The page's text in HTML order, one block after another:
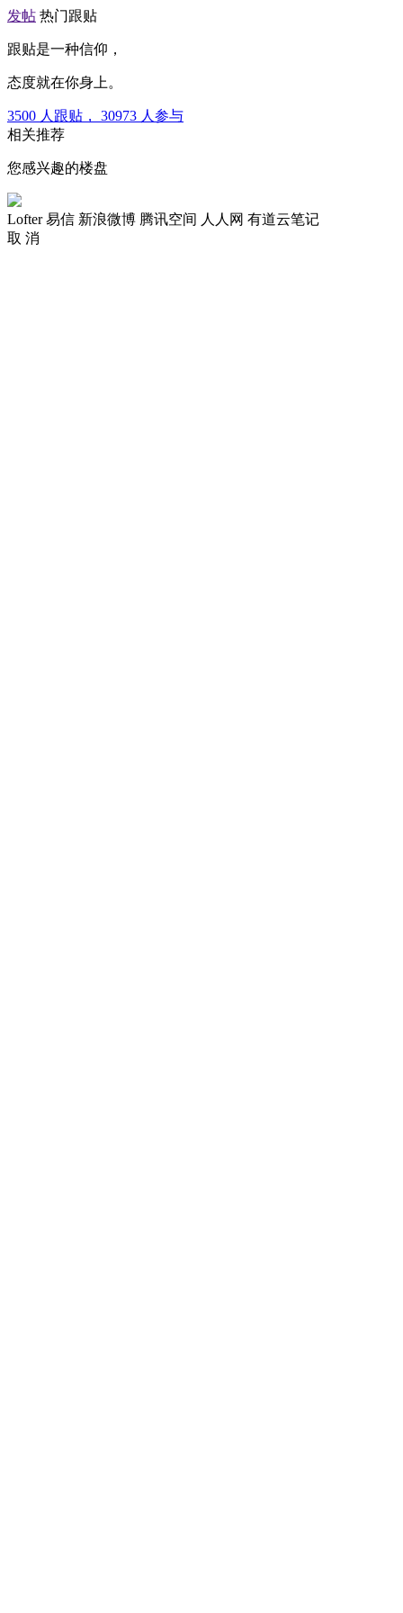
发帖 热门跟贴
跟贴是一种信仰，
态度就在你身上。
3500 人跟贴， 30973 人参与
相关推荐
您感兴趣的楼盘
Lofter 易信 新浪微博 腾讯空间 人人网 有道云笔记
取 消